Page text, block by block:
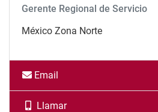
Gerente Regional de Servicio
México Zona Norte
Email
Llamar
Llamar